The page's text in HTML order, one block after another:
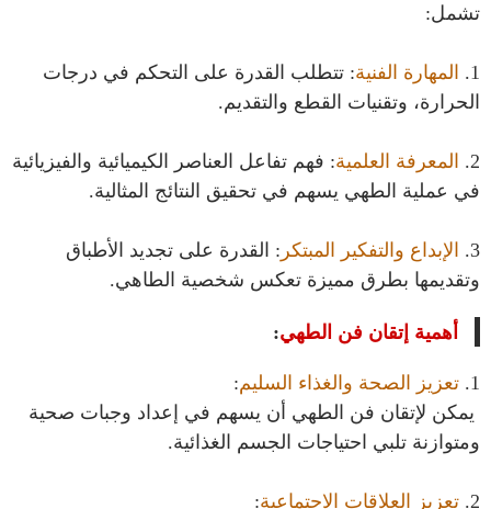
تشمل:
1. المهارة الفنية: تتطلب القدرة على التحكم في درجات
الحرارة، وتقنيات القطع والتقديم.
2. المعرفة العلمية: فهم تفاعل العناصر الكيميائية والفيزيائية
في عملية الطهي يسهم في تحقيق النتائج المثالية.
3. الإبداع والتفكير المبتكر : القدرة على تجديد الأطباق
وتقديمها بطرق مميزة تعكس شخصية الطاهي.
أهمية إتقان فن الطهي:
1. تعزيز الصحة والغذاء السليم:
يمكن لإتقان فن الطهي أن يسهم في إعداد وجبات صحية
ومتوازنة تلبي احتياجات الجسم الغذائية.
2. تعزيز العلاقات الاجتماعية: